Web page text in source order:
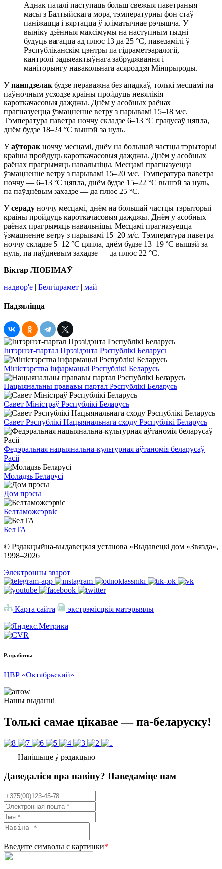
Аднак пачалі паступаць больш свежыя паветраныя
масы з Балтыйскага мора, тэмпературны фон стаў
паніжацца і вяртацца ў кліматычнае рэчышча. У
выніку дзённыя максімумы на наступным тыдні
будуць вагацца ад плюс 13 да 25 °С, паведамілі ў
Рэспубліканскім цэнтры па гідраметэаралогіі,
кантролі радыеактыўнага забруджвання і
маніторынгу навакольнага асяроддзя Мінпрыроды.
Упанядзелак будзе пераважна без ападкаў, толькі месцамі па
паўночным усходзе краіны пройдуць невялікія
кароткачасовыя дажджы. Днём у асобных раёнах
прагназуецца ўзмацненне ветру з парывамі 15–18 м/с.
Тэмпература паветра ноччу складзе 6–13 °С градусаў цяпла,
днём будзе 18–24 °С вышэй за нуль.
Уаўторак ноччу месцамі, днём на большай частцы тэрыторыі
краіны пройдуць кароткачасовыя дажджы. Днём у асобных
раёнах прагрымяць навальніцы. Месцамі прагназуецца
ўзмацненне ветру з парывамі 15–20 м/с. Тэмпература паветра
ноччу — 6–13 °С цяпла, днём будзе 15–22 °С вышэй за нуль,
па паўднёвым захадзе — да плюс 25 °С.
Усераду ноччу месцамі, днём на большай частцы тэрыторыі
краіны пройдуць кароткачасовыя дажджы. Днём у асобных
раёнах прагрымяць навальніцы. Месцамі прагназуецца
ўзмацненне ветру з парывамі 15–20 м/с. Тэмпература паветра
ноччу складзе 5–12 °С цяпла, днём будзе 13–19 °С вышэй за
нуль, па паўднёвым захадзе — да плюс 22 °С.
Віктар ЛЮБІМАЎ
надвор'е | Белгідрамет | май
Падзяліцца
Інтэрнэт-партал Прэзідэнта Рэспублікі Беларусь
Міністэрства інфармацыі Рэспублікі Беларусь
Нацыянальны прававы партал Рэспублікі Беларусь
Савет Міністраў Рэспублікі Беларусь
Савет Рэспублікі Нацыянальнага сходу Рэспублікі Беларусь
Федэральная нацыянальна-культурная аўтаномія беларусаў
Расіі
Моладзь Беларусі
Дом прэсы
Белтаможсэрвіс
БелТА
© Рэдакцыйна-выдавецкая установа «Выдавецкі дом «Звязда»,
1998–2026
Электронны зварот
Карта сайта экстрэмісцкія матэрыялы
Разработка
ЦВР «Октябрьский»
Нашы выданні
Толькі самае цікавае — па-беларуску!
Напішыце ў рэдакцыю
Даведаліся пра навіну? Паведаміце нам
Введите символы с картинки*